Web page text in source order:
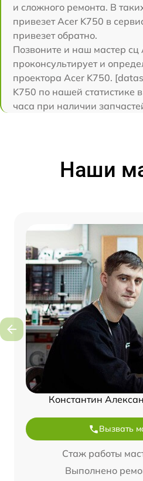
и сложного ремонта. В
привезет Acer K750 в
привезет обратно.
Позвоните и наш мастер сц
проконсультирует и
проектора Acer K750.
K750 по нашей статистике
часа при наличии
Наши
Константин
Вызвать
Стаж работы
Выполнено